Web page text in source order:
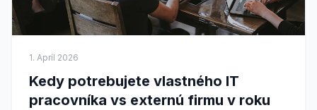
1. Apríl 2026
Kedy potrebujete vlastného IT
pracovníka vs externú firmu v roku